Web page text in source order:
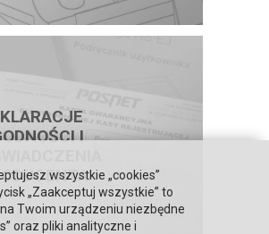
I
wszystkie „cookies”
„Zaakceptuj wszystkie” to
Twoim urządzeniu niezbędne
oraz pliki analityczne i